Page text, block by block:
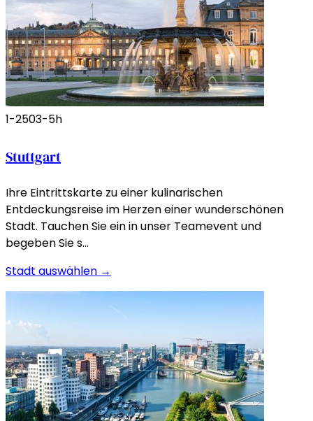
1-2503-5h
Stuttgart
Ihre Eintrittskarte zu einer kulinarischen
Entdeckungsreise im Herzen einer wunderschönen
Stadt. Tauchen Sie ein in unser Teamevent und
begeben Sie s…
Stadt auswählen →